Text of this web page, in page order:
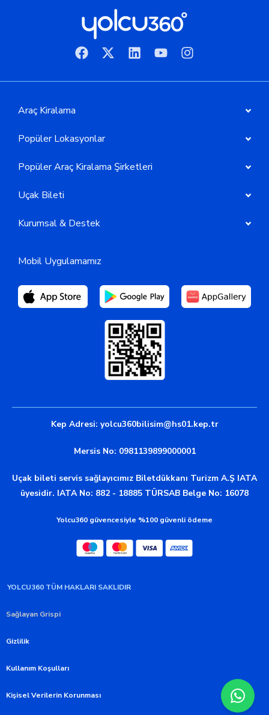
Araç Kiralama
Popüler Lokasyonlar
Popüler Araç Kiralama Şirketleri
Uçak Bileti
Kurumsal & Destek
Mobil Uygulamamız
Kep Adresi: yolcu360bilisim@hs01.kep.tr
Mersis No: 0981139899000001
Uçak bileti servis sağlayıcımız Biletdükkanı Turizm A.Ş IATA
üyesidir. IATA No: 882 - 18885 TÜRSAB Belge No: 16078
Yolcu360 güvencesiyle %100 güvenli ödeme
YOLCU360 TÜM HAKLARI SAKLIDIR
Sağlayan Grispi
Gizlilik
Kullanım Koşulları
Kişisel Verilerin Korunması